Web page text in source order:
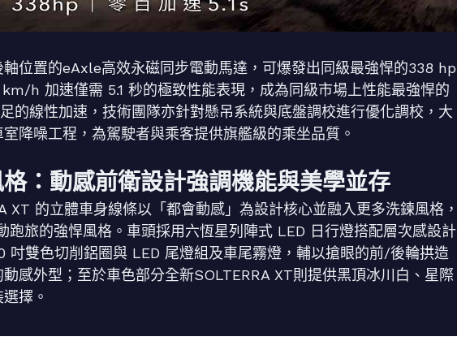
位置的eAxle高效永磁同步電動馬達，可爆發出同級最強悍的338 hp
h 加速僅需 5.1 秒的極致性能表現，成為同級市場上性能最強悍的
的線性加速，技術團隊亦針對懸吊系統與底盤調校進行優化調校，大
降噪工程，為駕駛者與乘客提供旗艦級的乘坐品質。
：動感前衛設計強調機能與美學並存
XT 的立體車身線條以「都會動感」為設計核心並融入更多洗鍊風格，
跑旅的強悍風格。車頭採用六恆星列陣式 LED 日行燈搭配層次感設計
吋雙色切削鋁圈與 LED 尾燈組及車尾霧燈，輔以搶眼的前/後輪拱造
感外型；至於車色部分全新SOLTERRA XT則提供黑頂冰川白、星際
擇。